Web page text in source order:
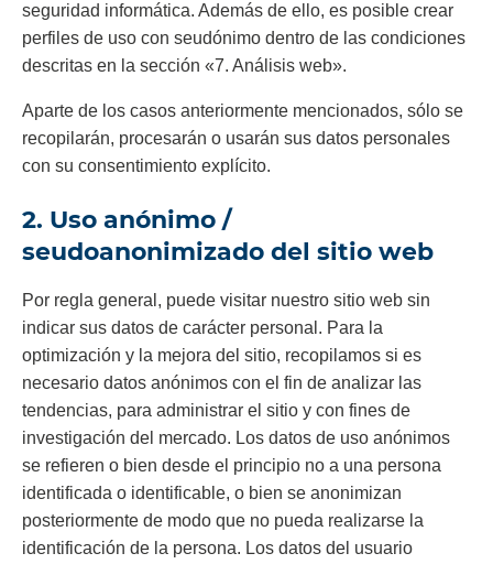
seguridad informática. Además de ello, es posible crear
perfiles de uso con seudónimo dentro de las condiciones
descritas en la sección «7. Análisis web».
Aparte de los casos anteriormente mencionados, sólo se
recopilarán, procesarán o usarán sus datos personales
con su consentimiento explícito.
2. Uso anónimo /
seudoanonimizado del sitio web
Por regla general, puede visitar nuestro sitio web sin
indicar sus datos de carácter personal. Para la
optimización y la mejora del sitio, recopilamos si es
necesario datos anónimos con el fin de analizar las
tendencias, para administrar el sitio y con fines de
investigación del mercado. Los datos de uso anónimos
se refieren o bien desde el principio no a una persona
identificada o identificable, o bien se anonimizan
posteriormente de modo que no pueda realizarse la
identificación de la persona. Los datos del usuario